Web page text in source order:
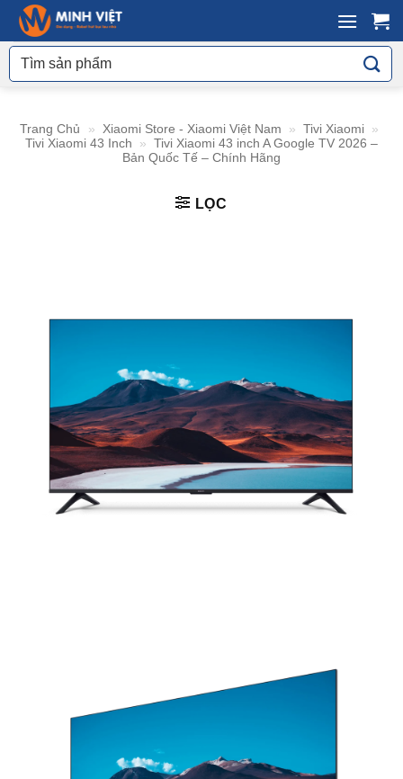
Skip
to
content
Tìm
kiếm:
Trang Chủ » Xiaomi Store - Xiaomi Việt Nam » Tivi Xiaomi »
Tivi Xiaomi 43 Inch
» Tivi Xiaomi 43 inch A Google TV 2026 –
Bản Quốc Tế – Chính Hãng
LỌC
Tivi
Camera
Âm Thanh - Pin